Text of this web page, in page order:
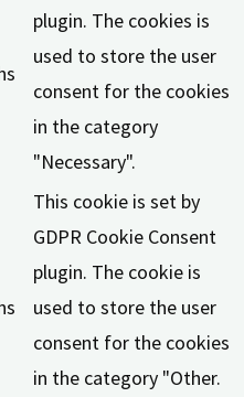
plugin. The cookies is
used to store the user
consent for the cookies
in the category
"Necessary".
This cookie is set by
GDPR Cookie Consent
plugin. The cookie is
used to store the user
consent for the cookies
in the category "Other.